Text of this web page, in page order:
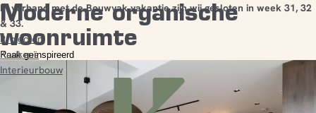
In verband met de Bouwvak vakantie zijn wij gesloten in week 31, 32
& 33.
Projecten
Keukens
Interieurbouw
Moderne organische
woonruimte
Raak geïnspireerd